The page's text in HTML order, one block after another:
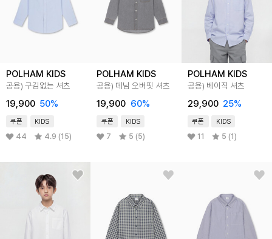
POLHAM KIDS
공용) 구김없는 셔츠
19,900 50%
쿠폰 KIDS
44 4.9 (15)
POLHAM KIDS
공용) 데님 오버핏 셔츠
19,900 60%
쿠폰 KIDS
7 5 (5)
POLHAM KIDS
공용) 베이직 셔츠
29,900 25%
쿠폰 KIDS
11 5 (1)